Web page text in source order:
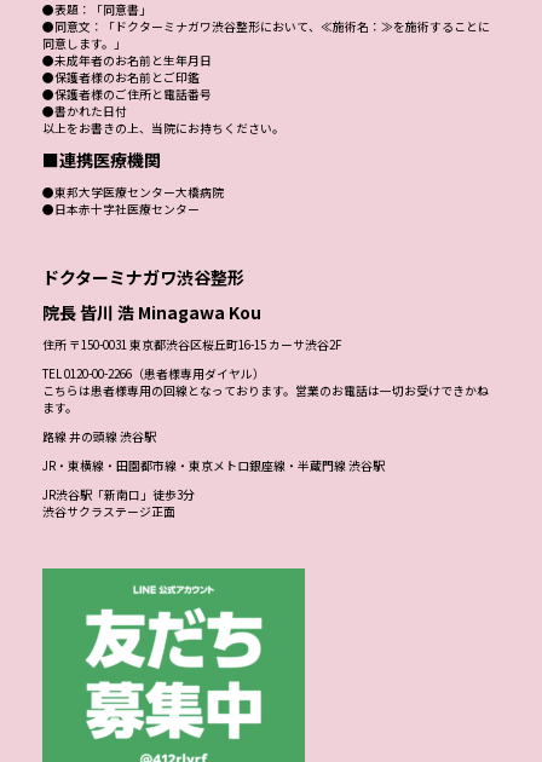
●表題：「同意書」
●同意文：「ドクターミナガワ渋谷整形において、≪施術名：≫を施術することに
同意します。」
●未成年者のお名前と生年月日
●保護者様のお名前とご印鑑
●保護者様のご住所と電話番号
●書かれた日付
以上をお書きの上、当院にお持ちください。
■連携医療機関
●東邦大学医療センター大橋病院
●日本赤十字社医療センター
ドクターミナガワ渋谷整形
院長 皆川 浩 Minagawa Kou
住所 〒150-0031 東京都渋谷区桜丘町16-15 カーサ渋谷2F
TEL 0120-00-2266（患者様専用ダイヤル）
こちらは患者様専用の回線となっております。営業のお電話は一切お受けできかね
ます。
路線 井の頭線 渋谷駅
JR・東横線・田園都市線・東京メトロ銀座線・半蔵門線 渋谷駅
JR渋谷駅「新南口」徒歩3分
渋谷サクラステージ正面